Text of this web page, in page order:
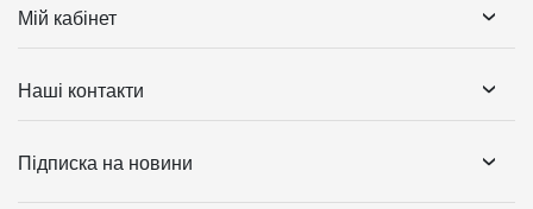
Мій кабінет
Наші контакти
Підписка на новини